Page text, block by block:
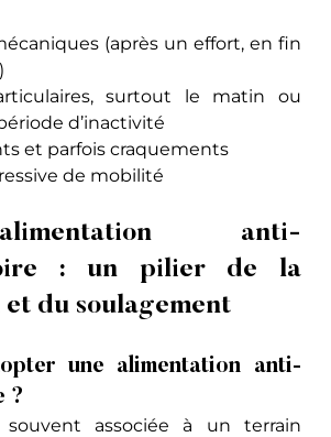
(après un effort, en fin
surtout le matin ou
d’inactivité
et parfois craquements
de mobilité
anti-
: un pilier de la
du soulagement
une alimentation anti-
?
souvent associée à un terrain